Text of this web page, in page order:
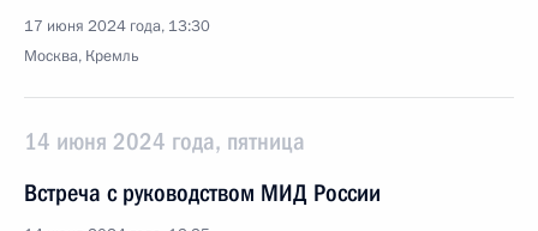
17 июня 2024 года, 13:30
Москва, Кремль
14 июня 2024 года, пятница
Встреча с руководством МИД России